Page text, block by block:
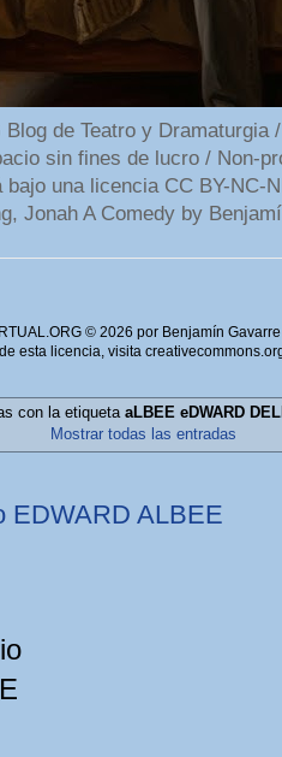
Blog de Teatro y
sin fines de lucro / Non-
bajo una licencia CC BY-
Jonah A Comedy by
© 2026 por Benjamín
esta licencia, visita
con la etiquetaaLBEE eDWARD
Mostrar todas las entradas
EDWARD ALBEE